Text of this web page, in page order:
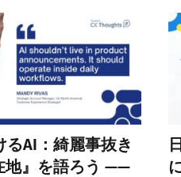
るAI：綺麗事抜き
地』を語ろう ——